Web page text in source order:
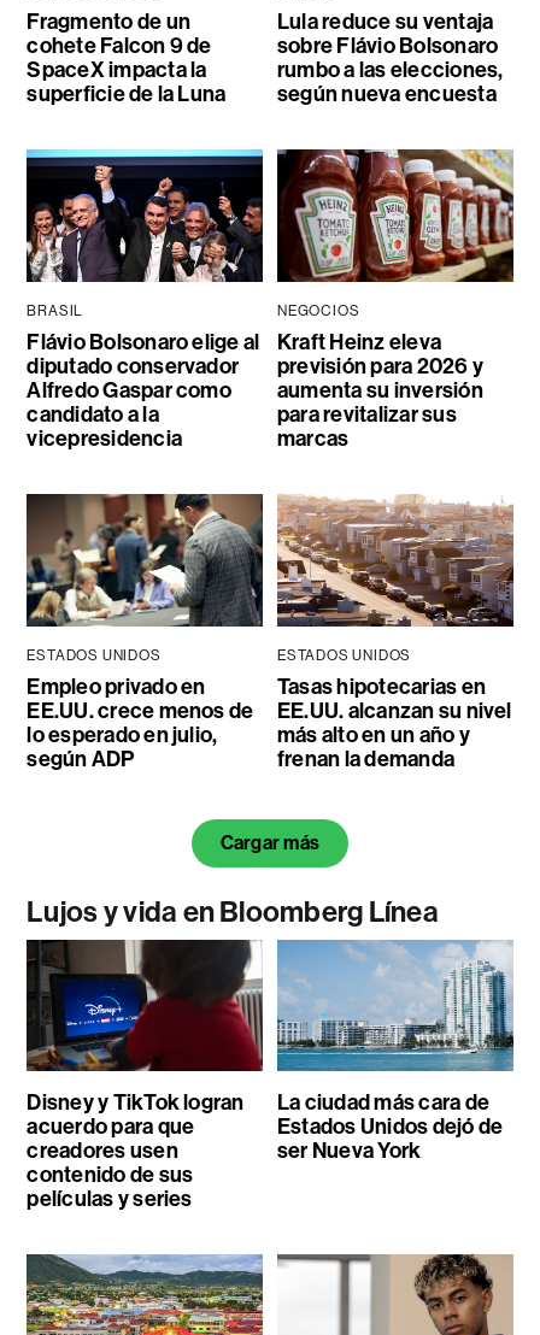
Fragmento de un
cohete Falcon 9 de
SpaceX impacta la
superficie de la Luna
Lula reduce su ventaja
sobre Flávio Bolsonaro
rumbo a las elecciones,
según nueva encuesta
BRASIL
Flávio Bolsonaro elige al
diputado conservador
Alfredo Gaspar como
candidato a la
vicepresidencia
NEGOCIOS
Kraft Heinz eleva
previsión para 2026 y
aumenta su inversión
para revitalizar sus
marcas
ESTADOS UNIDOS
Empleo privado en
EE.UU. crece menos de
lo esperado en julio,
según ADP
ESTADOS UNIDOS
Tasas hipotecarias en
EE.UU. alcanzan su nivel
más alto en un año y
frenan la demanda
Cargar más
Lujos y vida en Bloomberg Línea
Disney y TikTok logran
acuerdo para que
creadores usen
contenido de sus
películas y series
La ciudad más cara de
Estados Unidos dejó de
ser Nueva York